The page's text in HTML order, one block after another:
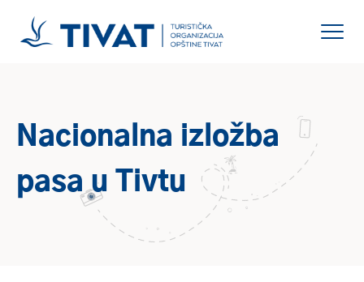
Nacionalna izložba
pasa u Tivtu